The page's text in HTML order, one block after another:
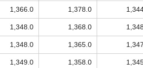
1,366.0 1,378.0
1,348.0 1,368.0
1,348.0 1,365.0
1,349.0 1,358.0